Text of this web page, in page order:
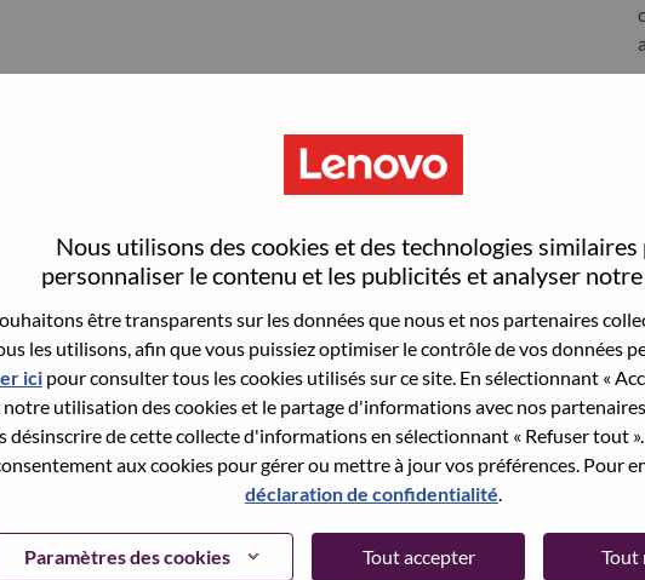
Nous utilisons des cookies et des technologies similaires
personnaliser le contenu et les publicités et analyser
être transparents sur les données que nous et nos partenaires
les utilisons, afin que vous puissiez optimiser le contrôle de vos données
ici pour consulter tous les cookies utilisés sur ce site. En sélectionnant «
notre utilisation des cookies et le partage d'informations avec nos
désinscrire de cette collecte d'informations en sélectionnant « Refuser tout
aux cookies pour gérer ou mettre à jour vos préférences. Pour
déclaration de confidentialité
Paramètres des cookies Tout accepter Tout
We own what we do. We WOW our customers.
global technology powerhouse, ranked #153 in the Fortune Global
every day in 180 markets. Focused on a bold vision to deliver
has built on its success as the world’s largest PC company with a full-
and AI-optimized devices (PCs, workstations, smartphones,
edge, high performance computing and software defined